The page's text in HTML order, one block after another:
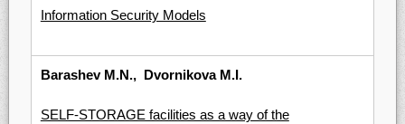
Information Security Models
Barashev M.N., Dvornikova M.I.
SELF-STORAGE facilities as a way of the